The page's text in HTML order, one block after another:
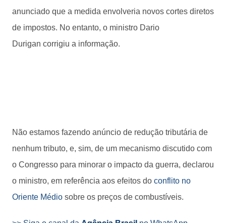
anunciado que a medida envolveria novos cortes diretos
de impostos. No entanto, o ministro Dario
Durigan corrigiu a informação.
Não estamos fazendo anúncio de redução tributária de
nenhum tributo, e, sim, de um mecanismo discutido com
o Congresso para minorar o impacto da guerra, declarou
o ministro, em referência aos efeitos do conflito no
Oriente Médio sobre os preços de combustíveis.